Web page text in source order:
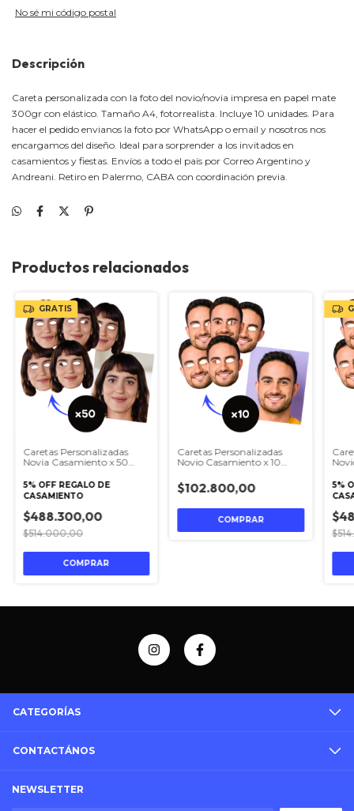
No sé mi código postal
Descripción
Careta personalizada con la foto del novio/novia impresa en papel mate
300gr con elástico. Tamaño A4, fotorrealista. Incluye 10 unidades. Para
hacer el pedido envianos la foto por WhatsApp o email y nosotros nos
encargamos del diseño. Ideal para sorprender a los invitados en
casamientos y fiestas. Envíos a todo el país por Correo Argentino y
Andreani. Retiro en Palermo, CABA con coordinación previa.
Productos relacionados
GRATIS
Caretas Personalizadas
Novia Casamiento x 50
5% OFF REGALO DE
CASAMIENTO
$488.300,00
$514.000,00
Caretas Personalizadas
Novio Casamiento x 10
$102.800,00
5%
CATEGORÍAS
CONTACTÁNOS
NEWSLETTER